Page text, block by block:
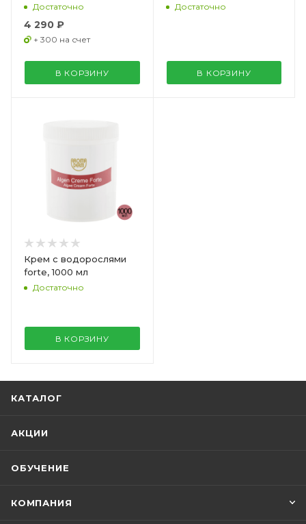
Достаточно
4 290 ₽
+ 300 на счет
В КОРЗИНУ
Достаточно
В КОРЗИНУ
Крем с водорослями
forte, 1000 мл
Достаточно
В КОРЗИНУ
КАТАЛОГ
АКЦИИ
ОБУЧЕНИЕ
КОМПАНИЯ